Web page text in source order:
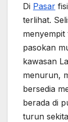
Di Pasar
terlihat.
pasokan
kawasan
menurun,
bersedia
berada di
turun